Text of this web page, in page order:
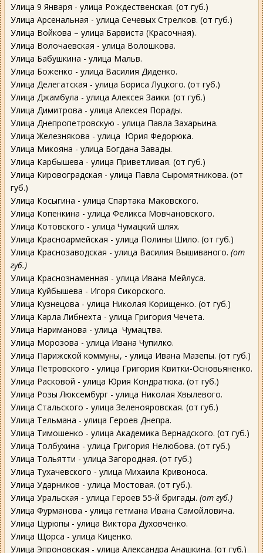
Улица 9 Января - улица Рождественская. (от губ.)
Улица Арсенальная - улица Сечевых Стрелков. (от губ.)
Улица Войкова – улица Барвиста (Красочная).
Улица Волочаевская - улица Волошкова.
Улица Бабушкина - улица Мальв.
Улица Боженко - улица Василия Диденко.
Улица Делегатская - улица Бориса Луцкого. (от губ.)
Улица Джамбула - улица Алексея Заики. (от губ.)
Улица Димитрова - улица Алексея Порады.
Улица Днепропетровскую - улица Павла Захарьина.
Улица Железнякова - улица Юрия Федорюка.
Улица Микояна - улица Богдана Завады.
Улица Карбышева - улица Приветливая. (от губ.)
Улица Кировоградская - улица Павла Сыромятникова. (от
губ.)
Улица Косыгина - улица Спартака Маковского.
Улица Копенкина - улица Феликса Мовчановского.
Улица Котовского - улица Чумацкий шлях.
Улица Красноармейская - улица Полины Шило. (от губ.)
Улица Краснозаводская - улица Василия Вышиваного. (от
губ.)
Улица Краснознаменная - улица Ивана Мейлуса.
Улица Куйбышева - Игоря Сикорского.
Улица Кузнецова - улица Николая Корищенко. (от губ.)
Улица Карла Либнехта - улица Григория Чечета.
Улица Нариманова - улица Чумацтва.
Улица Морозова - улица Ивана Чупилко.
Улица Парижской коммуны, - улица Ивана Мазепы. (от губ.)
Улица Петровского - улица Григория Квитки-Основьяненко.
Улица Расковой - улица Юрия Кондратюка. (от губ.)
Улица Розы Люксембург - улица Николая Хвылевого.
Улица Стальского - улица Зеленояровская. (от губ.)
Улица Тельмана - улица Героев Днепра.
Улица Тимошенко - улица Академика Вернадского. (от губ.)
Улица Толбухина - улица Григория Нелюбова. (от губ.)
Улица Тольятти - улица Загородная. (от губ.)
Улица Тухачевского - улица Михаила Кривоноса.
Улица Ударников - улица Мостовая. (от губ.).
Улица Уральская - улица Героев 55-й бригады. (от губ.)
Улица Фурманова - улица гетмана Ивана Самойловича.
Улица Цурюпы - улица Виктора Духовченко.
Улица Щорса - улица Киценко.
Улица Эпроновская - улица Александра Анашкина. (от губ.)